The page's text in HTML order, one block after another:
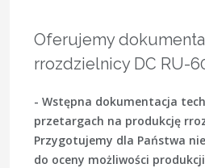
Oferujemy
rrozdzielnicy DC RU-
- Wstępna dokumentacja
przetargach na produkcję
Przygotujemy dla Państwa
do oceny możliwości